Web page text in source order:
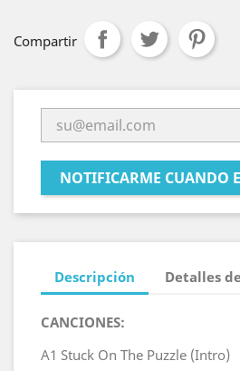
Compartir
NOTIFICARME CUANDO
Descripción Detalles
CANCIONES:
A1 Stuck On The Puzzle (Intro)